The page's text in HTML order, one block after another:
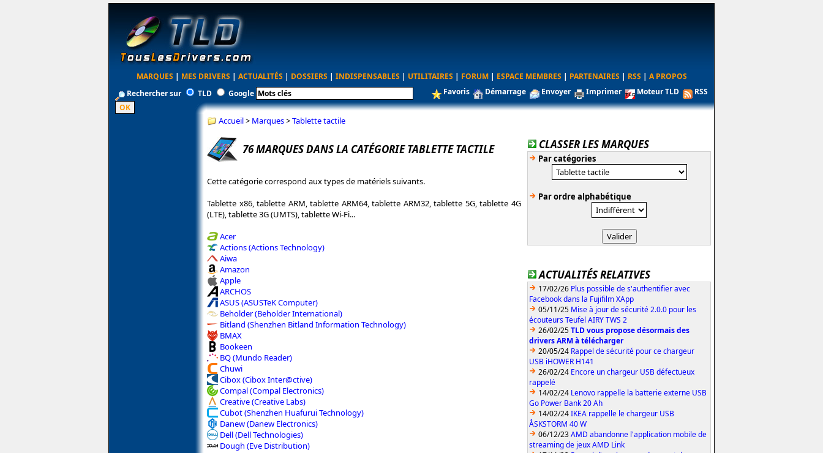
MARQUES | MES DRIVERS | ACTUALITÉS | DOSSIERS | INDISPENSABLES | UTILITAIRES | FORUM | ESPACE MEMBRES | PARTENAIRES | RSS | A PROPOS
Rechercher sur
TLD Google Favoris Démarrage Envoyer Imprimer Moteur TLD RSS
Accueil> Marques>Tablette tactile
76 MARQUES DANS LA CATÉGORIE TABLETTE TACTILE
Cette catégorie correspond aux types de matériels suivants.
Tablette x86, tablette ARM, tablette ARM64, tablette ARM32, tablette 5G, tablette 4G
(LTE), tablette 3G (UMTS), tablette Wi-Fi...
Acer
Actions (Actions Technology)
Aiwa
Amazon
Apple
ARCHOS
ASUS (ASUSTeK Computer)
Beholder (Beholder International)
Bitland (Shenzhen Bitland Information Technology)
BMAX
Bookeen
BQ (Mundo Reader)
Chuwi
Cibox (Cibox Inter@ctive)
Compal (Compal Electronics)
Creative (Creative Labs)
Cubot (Shenzhen Huafurui Technology)
Danew (Danew Electronics)
Dell (Dell Technologies)
Dough (Eve Distribution)
CLASSER LES MARQUES
Par catégories
Par ordre alphabétique
ACTUALITÉS RELATIVES
17/02/26 Plus possible de s'authentifier avec
Facebook dans la Fujifilm XApp
05/11/25 Mise à jour de sécurité 2.0.0 pour les
écouteurs Teufel AIRY TWS 2
26/02/25TLD vous propose désormais des
drivers ARM à télécharger
20/05/24 Rappel de sécurité pour ce chargeur
USB iHOWER H141
26/02/24 Encore un chargeur USB défectueux
rappelé
14/02/24 Lenovo rappelle la batterie externe USB
Go Power Bank 20 Ah
14/02/24IKEA rappelle le chargeur USB
ÅSKSTORM 40 W
06/12/23AMD abandonne l'application mobile de
streaming de jeux AMD Link